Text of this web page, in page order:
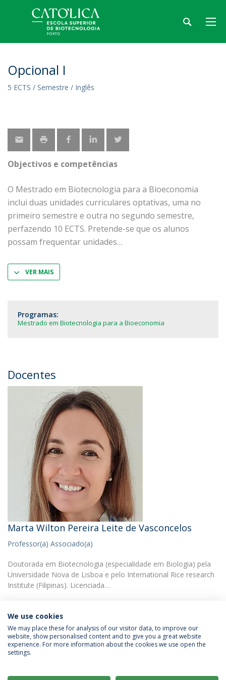
Opcional I
5 ECTS / Semestre / Inglês
Objectivos e competências
O Mestrado em Biotecnologia para a Bioeconomia
inclui duas unidades curriculares optativas, uma no
primeiro semestre e outra no segundo semestre,
perfazendo 10 ECTS. Pretende-se que os alunos
possam frequentar unidades
VER MAIS
Programas:
Mestrado em Biotecnologia para a Bioeconomia
Docentes
Marta Wilton Pereira Leite de Vasconcelos
Professor(a) Associado(a)
Doutorada em Biotecnologia (especialidade em Biologia) pela
Universidade Nova de Lisboa e pelo International Rice research
Institute (Filipinas). Licenciada…
Política de Privacidade
Termos & Condições
We use cookies
We may place these for analysis of our visitor data, to improve our
website, show personalised content and to give you a great website
experience. For more information about the cookies we use open the
settings.